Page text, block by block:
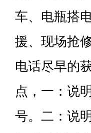
车、电瓶搭
援、现场抢
电话尽早的
点，一：说
号。二：说